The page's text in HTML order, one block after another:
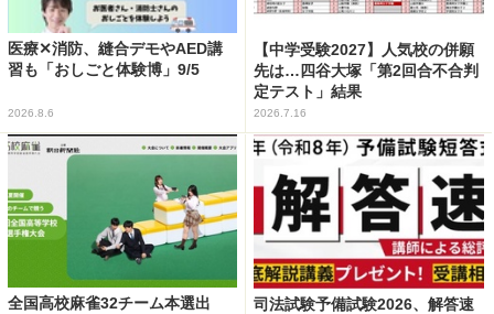
医療✕消防、縫合デモやAED講
習も「おしごと体験博」9/5
2026.8.6
【中学受験2027】人気校の併願
先は…四谷大塚「第2回合不合判
定テスト」結果
2026.7.16
全国高校麻雀32チーム本選出
司法試験予備試験2026、解答速